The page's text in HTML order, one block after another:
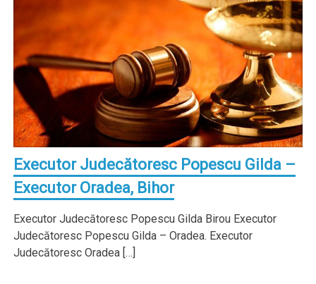
Executor Judecătoresc Popescu Gilda –
Executor Oradea, Bihor
Executor Judecătoresc Popescu Gilda Birou Executor
Judecătoresc Popescu Gilda – Oradea. Executor
Judecătoresc Oradea […]